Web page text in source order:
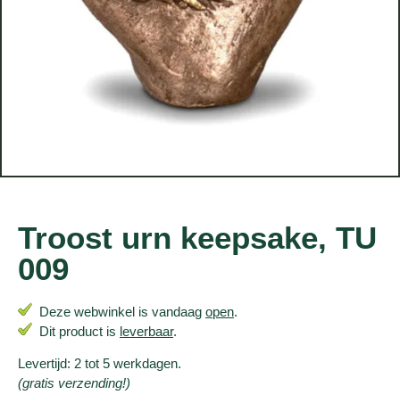
Troost urn keepsake, TU
009
Deze webwinkel is vandaag open.
Dit product is leverbaar.
Levertijd: 2 tot 5 werkdagen.
(gratis verzending!)